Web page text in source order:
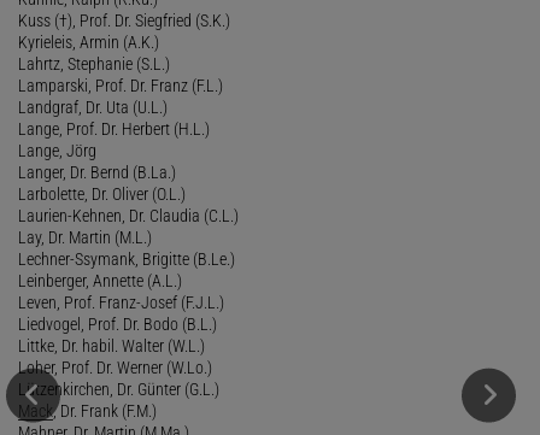
Kuss (†), Prof. Dr. Siegfried (S.K.)
Kyrieleis, Armin (A.K.)
Lahrtz, Stephanie (S.L.)
Lamparski, Prof. Dr. Franz (F.L.)
Landgraf, Dr. Uta (U.L.)
Lange, Prof. Dr. Herbert (H.L.)
Lange, Jörg
Langer, Dr. Bernd (B.La.)
Larbolette, Dr. Oliver (O.L.)
Laurien-Kehnen, Dr. Claudia (C.L.)
Lay, Dr. Martin (M.L.)
Lechner-Ssymank, Brigitte (B.Le.)
Leinberger, Annette (A.L.)
Leven, Prof. Franz-Josef (F.J.L.)
Liedvogel, Prof. Dr. Bodo (B.L.)
Littke, Dr. habil. Walter (W.L.)
Loher, Prof. Dr. Werner (W.Lo.)
Lützenkirchen, Dr. Günter (G.L.)
Mack, Dr. Frank (F.M.)